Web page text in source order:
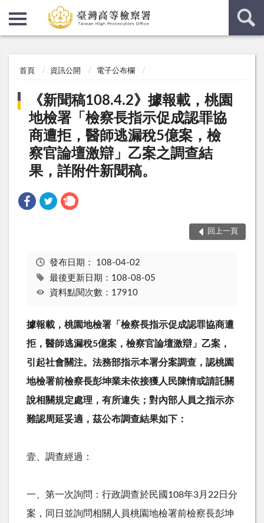
首頁 資訊公開 電子公布欄
《新聞稿108.4.2》據報載，桃園
地檢署「檢察長指示促成認罪協
商遭拒，醫師逃漏稅5億案，檢
察官論壇激辯」乙案之調查結
果，詳附件新聞稿。
回上一頁
發布日期： 108-04-02
最後更新日期：108-08-05
資料點閱次數：17910
據報載，桃園地檢署「檢察長指示促成認罪協商遭
拒，醫師逃漏稅5億案，檢察官論壇激辯」乙案，
引起社會關注。法務部指示本署分案調查，認桃園
地檢署前檢察長彭坤業未依接獲人民陳情或請託關
說相關規定處理，有所違失；對內部人員之指示亦
難認周延妥適，茲公布調查結果如下：
壹、調查經過：
一、第一次詢問：行政調查於民國 108年3月 22 日分
案，同日並詢問相關人員桃園地檢署前檢察長彭坤